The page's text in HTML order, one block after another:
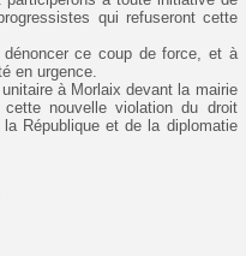
qui refuseront cette
ce coup de force, et à
en urgence.
à Morlaix devant la mairie
nouvelle violation du droit
République et de la diplomatie